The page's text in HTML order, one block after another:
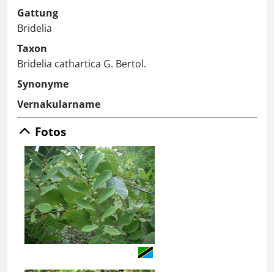
Gattung
Bridelia
Taxon
Bridelia cathartica G. Bertol.
Synonyme
Vernakularname
Fotos